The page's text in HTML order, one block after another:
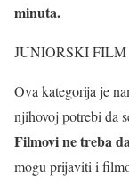
minuta.
JUNIORSKI FILM
Ova kategorija je
njihovoj potrebi da
Filmovi ne treba
mogu prijaviti i